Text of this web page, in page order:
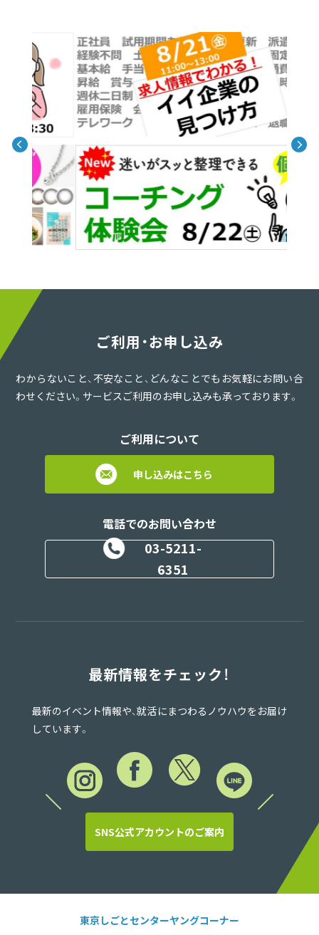
ご利用・お申し込み
わからないこと、不安なこと、どんなことでもお気軽にお問い合
わせください。サービスご利用のお申し込みも承っております。
ご利用について
申し込みはこちら
電話でのお問い合わせ
03-5211-
6351
最新情報をチェック！
最新のイベント情報や、就活にまつわるノウハウをお届け
しています。
SNS公式アカウントのご案内
東京しごとセンターヤングコーナー